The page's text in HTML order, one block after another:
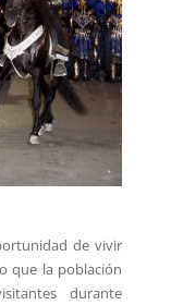
de vivir
que la población
durante